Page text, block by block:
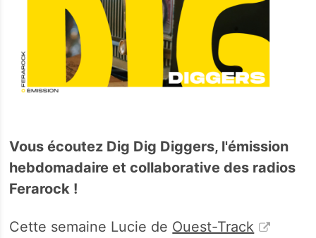
Vous écoutez Dig Dig Diggers, l'émission
hebdomadaire et collaborative des radios
Ferarock !
Cette semaine Lucie de Ouest-Track